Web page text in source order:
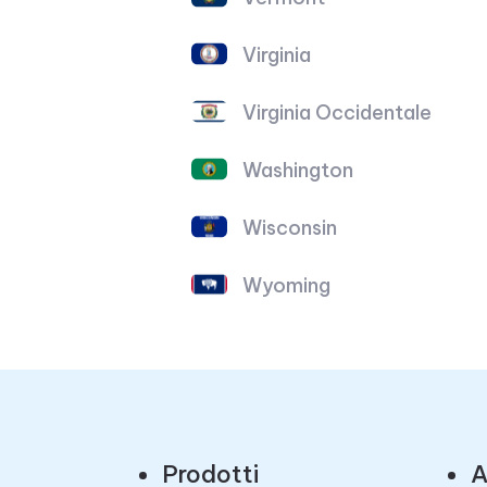
Virginia
Virginia Occidentale
Washington
Wisconsin
Wyoming
Prodotti